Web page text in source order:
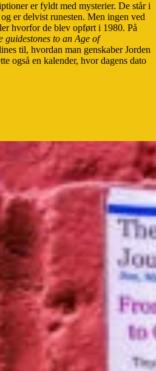
er fyldt med mysterier. De står i
er delvist runesten. Men ingen ved
hvorfor de blev opført i 1980. På
guidestones to an Age of
til, hvordan man genskaber Jorden
også en kalender, hvor dagens dato